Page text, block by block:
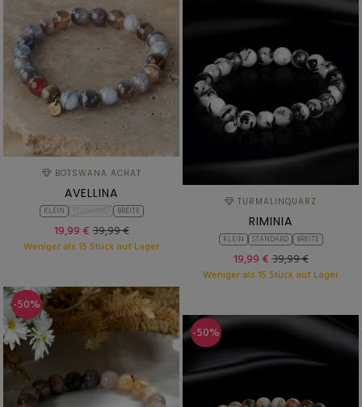
BOTSWANA ACHAT
AVELLINA
KLEIN BREITE
19,99 €39,99 €
Weniger als 15 Stück auf Lager
TURMALINQUARZ
RIMINIA
KLEIN STANDARD BREITE
19,99 €39,99 €
Weniger als 15 Stück auf Lager
-50%
-50%